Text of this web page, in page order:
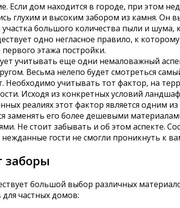
Если дом находится в городе, при этом
глухим и высоким забором из камня. Он
большого количества пыли и шума,
одно негласное правило, к
этажа постройки.
учитывать еще одни немаловажный
Весьма нелепо будет смотреться
учитывать тот фактор, на
Исходя из конкретных условий
реалиях этот фактор является одним
заменять его более дешевыми
Не стоит забывать и об этом аспекте.
гости не смогли проникнуть к
большой выбор различных
частных домов: